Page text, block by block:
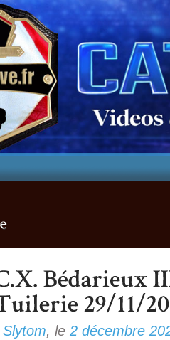
Slytom, le 2 décembre